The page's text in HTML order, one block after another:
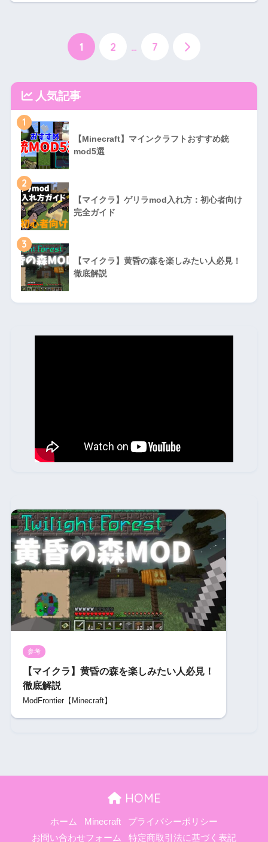
1 2 … 7
人気記事
1
【Minecraft】マインクラフトおすすめ銃
mod5選
2
【マイクラ】ゲリラmod入れ方：初心者向け
完全ガイド
3
【マイクラ】黄昏の森を楽しみたい人必見！
徹底解説
参考
【マイクラ】黄昏の森を楽しみたい人必見！
徹底解説
ModFrontier【Minecraft】
HOME
ホーム Minecraft
プライバシーポリシー
お問い合わせフォーム
特定商取引法に基づく表記